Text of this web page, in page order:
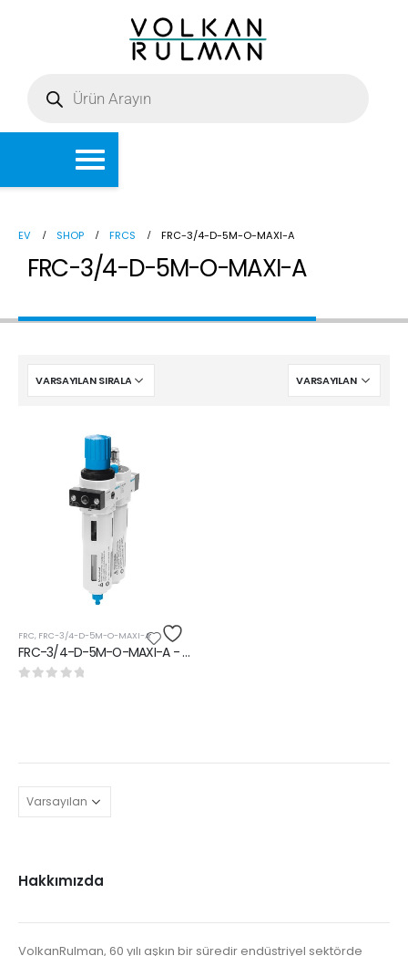
EV SHOP FRCS FRC-3/4-D-5M-O-MAXI-A
FRC-3/4-D-5M-O-MAXI-A
FRC, FRC-3/4-D-5M-O-MAXI-A
FRC-3/4-D-5M-O-MAXI-A - Şartlandırıcı Ünitesi
Hakkımızda
VolkanRulman, 60 yılı aşkın bir süredir endüstriyel sektörde